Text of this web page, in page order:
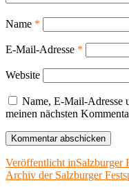
Name *
E-Mail-Adresse *
Website
Name, E-Mail-Adresse
meinen nächsten
Veröffentlicht inSalzburger
Archiv der Salzburger